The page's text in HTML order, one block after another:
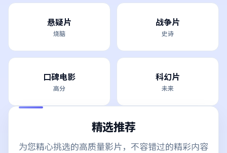
悬疑片
烧脑
战争片
史诗
口碑电影
高分
科幻片
未来
精选推荐
为您精心挑选的高质量影片，不容错过的精彩内容